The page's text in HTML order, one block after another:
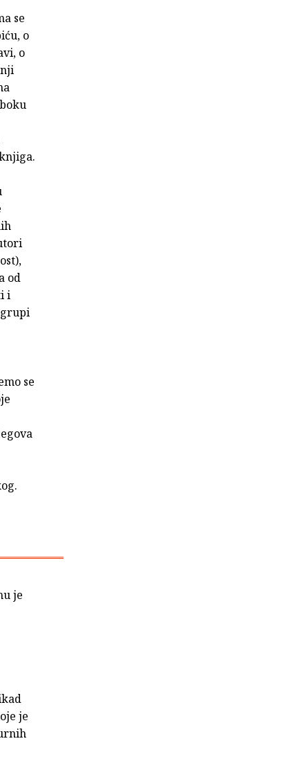
se
o
o
od
i
se
je
je